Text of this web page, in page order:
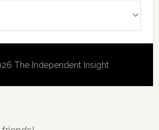
The Independent Insight